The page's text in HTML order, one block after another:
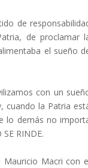
de
de proclamar
el sueño
con un
cuando la Patria
lo demás no
RINDE.
Macri con